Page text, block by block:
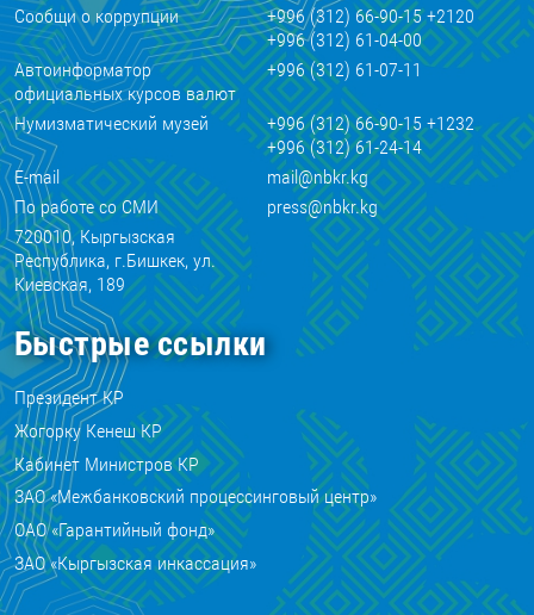
Сообщи о коррупции
+996 (312) 66-90-15 +2120
+996 (312) 61-04-00
Автоинформатор
официальных курсов валют
+996 (312) 61-07-11
Нумизматический музей
+996 (312) 66-90-15 +1232
+996 (312) 61-24-14
E-mail
mail@nbkr.kg
По работе со СМИ
press@nbkr.kg
720010, Кыргызская
Республика, г.Бишкек, ул.
Киевская, 189
Быстрые ссылки
Президент КР
Жогорку Кенеш КР
Кабинет Министров КР
ЗАО «Межбанковский процессинговый центр»
ОАО «Гарантийный фонд»
ЗАО «Кыргызская инкассация»